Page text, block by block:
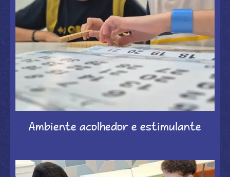
Ambiente acolhedor e estimulante